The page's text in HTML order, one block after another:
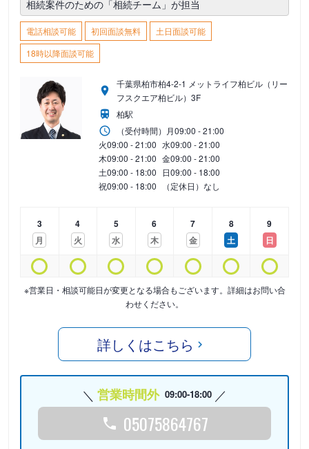
相続案件のための「相続チーム」が担当
電話相談可能 初回面談無料
土日面談可能
18時以降面談可能
千葉県柏市柏4-2-1 メットライフ柏ビル（リー
フスクエア柏ビル）3F
柏駅
（受付時間） 月09:00 - 21:00
火09:00 - 21:00 水09:00 - 21:00
木09:00 - 21:00 金09:00 - 21:00
土09:00 - 18:00 日09:00 - 18:00
祝09:00 - 18:00 （定休日）なし
3
月
4
火
5
水
6
木
7
金
8
土
9
日
※営業日・相談可能日が変更となる場合もございます。詳細はお問い合
わせください。
詳しくはこちら
営業時間外 09:00-18:00
05075864767